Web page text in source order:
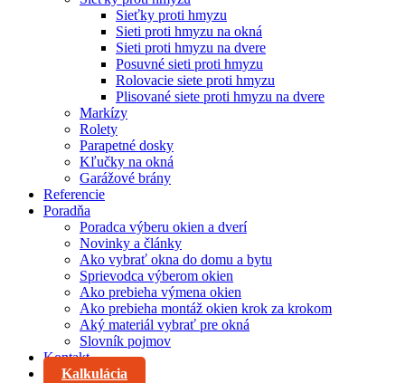
Sieťky proti hmyzu
Sieti proti hmyzu na okná
Sieti proti hmyzu na dvere
Posuvné sieti proti hmyzu
Rolovacie siete proti hmyzu
Plisované siete proti hmyzu na dvere
Markízy
Rolety
Parapetné dosky
Kľučky na okná
Garážové brány
Referencie
Poradňa
Poradca výberu okien a dverí
Novinky a články
Ako vybrať okna do domu a bytu
Sprievodca výberom okien
Ako prebieha výmena okien
Ako prebieha montáž okien krok za krokom
Aký materiál vybrať pre okná
Slovník pojmov
Kontakt
Kalkulácia